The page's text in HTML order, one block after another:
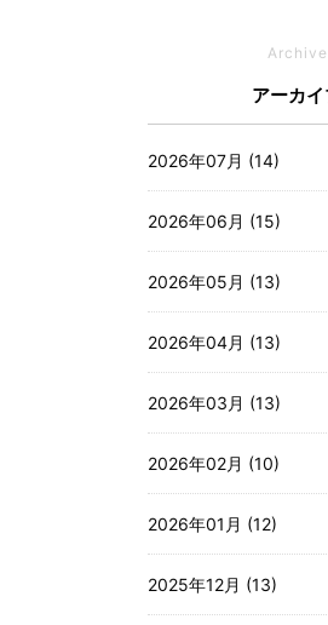
Archive
アーカ
2026年07月 (14)
2026年06月 (15)
2026年05月 (13)
2026年04月 (13)
2026年03月 (13)
2026年02月 (10)
2026年01月 (12)
2025年12月 (13)